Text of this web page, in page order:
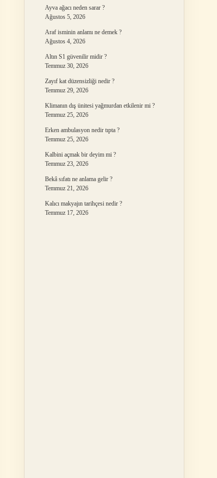
Ayva ağacı neden sarar ?
Ağustos 5, 2026
Araf isminin anlamı ne demek ?
Ağustos 4, 2026
Altın S1 güvenilir midir ?
Temmuz 30, 2026
Zayıf kat düzensizliği nedir ?
Temmuz 29, 2026
Klimanın dış ünitesi yağmurdan etkilenir mi ?
Temmuz 25, 2026
Erken ambulasyon nedir tıpta ?
Temmuz 25, 2026
Kalbini açmak bir deyim mi ?
Temmuz 23, 2026
Bekâ sıfatı ne anlama gelir ?
Temmuz 21, 2026
Kalıcı makyajın tarihçesi nedir ?
Temmuz 17, 2026